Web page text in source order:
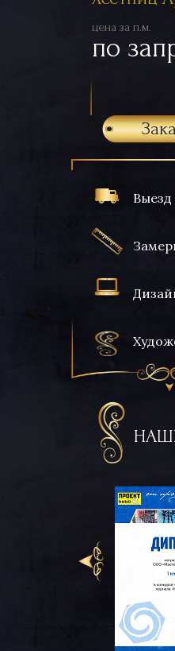
Выезд
цена за п.м.
по